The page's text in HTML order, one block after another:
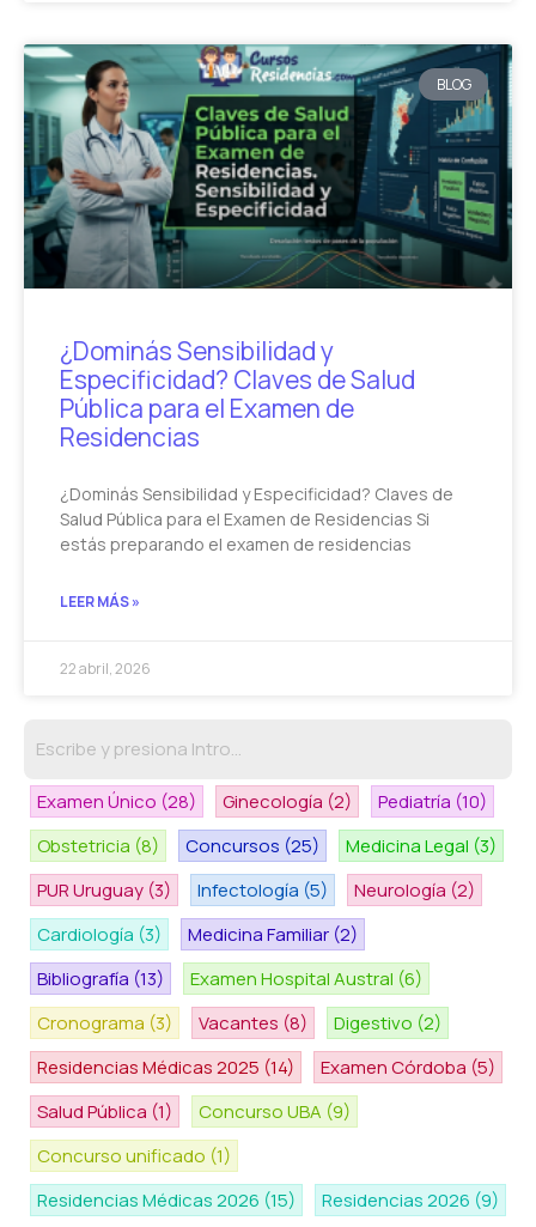
BLOG
¿Dominás Sensibilidad y
Especificidad? Claves de Salud
Pública para el Examen de
Residencias
¿Dominás Sensibilidad y Especificidad? Claves de
Salud Pública para el Examen de Residencias Si
estás preparando el examen de residencias
LEER MÁS »
22 abril, 2026
Examen Único (28) Ginecología (2) Pediatría (10)
Obstetricia (8) Concursos (25) Medicina Legal (3)
PUR Uruguay (3) Infectología (5) Neurología (2)
Cardiología (3) Medicina Familiar (2)
Bibliografía (13) Examen Hospital Austral (6)
Cronograma (3) Vacantes (8) Digestivo (2)
Residencias Médicas 2025 (14) Examen Córdoba (5)
Salud Pública (1) Concurso UBA (9)
Concurso unificado (1)
Residencias Médicas 2026 (15) Residencias 2026 (9)